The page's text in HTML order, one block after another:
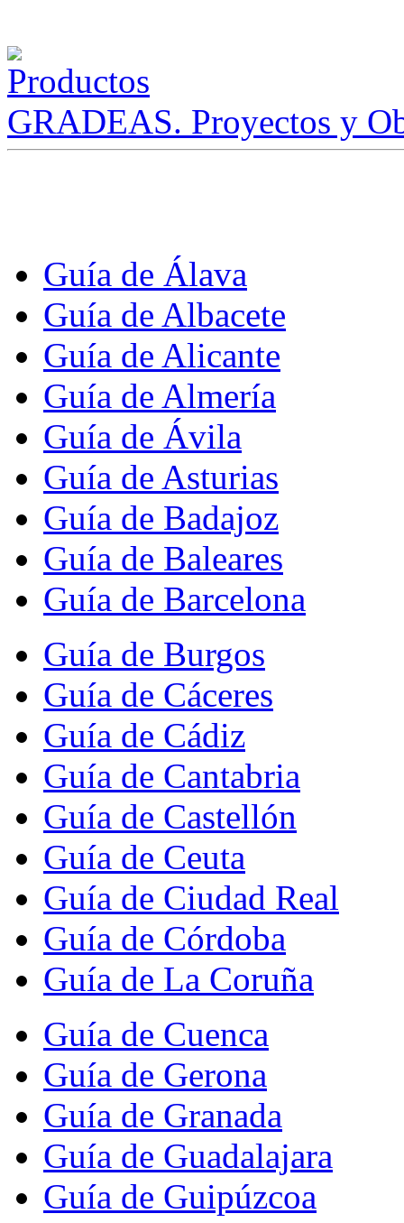
GRADEAS. Proyectos y
Guía de Álava
Guía de Albacete
Guía de Alicante
Guía de Almería
Guía de Ávila
Guía de Asturias
Guía de Badajoz
Guía de Baleares
Guía de Barcelona
Guía de Burgos
Guía de Cáceres
Guía de Cádiz
Guía de Cantabria
Guía de Castellón
Guía de Ceuta
Guía de Ciudad Real
Guía de Córdoba
Guía de La Coruña
Guía de Cuenca
Guía de Gerona
Guía de Granada
Guía de Guadalajara
Guía de Guipúzcoa